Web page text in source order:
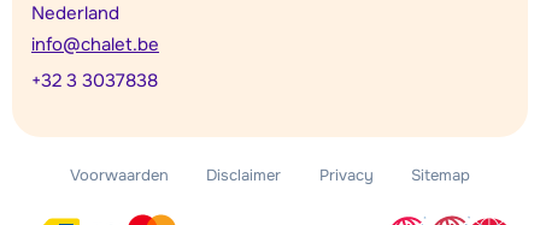
Nederland
info@chalet.be
+32 3 3037838
Voorwaarden Disclaimer Privacy Sitemap